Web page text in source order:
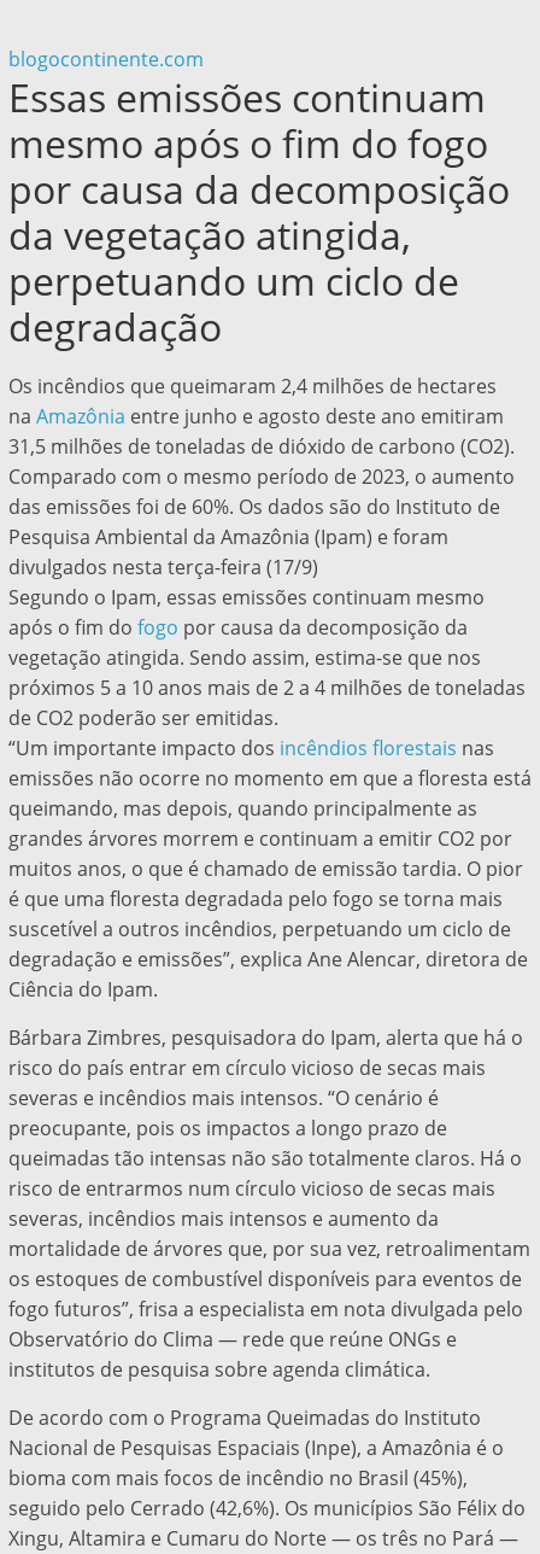
blogocontinente.com
Essas emissões continuam
mesmo após o fim do fogo
por causa da decomposição
da vegetação atingida,
perpetuando um ciclo de
degradação
Os incêndios que queimaram 2,4 milhões de hectares
na Amazônia entre junho e agosto deste ano emitiram
31,5 milhões de toneladas de dióxido de carbono (CO2).
Comparado com o mesmo período de 2023, o aumento
das emissões foi de 60%. Os dados são do Instituto de
Pesquisa Ambiental da Amazônia (Ipam) e foram
divulgados nesta terça-feira (17/9)
Segundo o Ipam, essas emissões continuam mesmo
após o fim do fogo por causa da decomposição da
vegetação atingida. Sendo assim, estima-se que nos
próximos 5 a 10 anos mais de 2 a 4 milhões de toneladas
de CO2 poderão ser emitidas.
“Um importante impacto dos incêndios florestais nas
emissões não ocorre no momento em que a floresta está
queimando, mas depois, quando principalmente as
grandes árvores morrem e continuam a emitir CO2 por
muitos anos, o que é chamado de emissão tardia. O pior
é que uma floresta degradada pelo fogo se torna mais
suscetível a outros incêndios, perpetuando um ciclo de
degradação e emissões”, explica Ane Alencar, diretora de
Ciência do Ipam.
Bárbara Zimbres, pesquisadora do Ipam, alerta que há o
risco do país entrar em círculo vicioso de secas mais
severas e incêndios mais intensos. “O cenário é
preocupante, pois os impactos a longo prazo de
queimadas tão intensas não são totalmente claros. Há o
risco de entrarmos num círculo vicioso de secas mais
severas, incêndios mais intensos e aumento da
mortalidade de árvores que, por sua vez, retroalimentam
os estoques de combustível disponíveis para eventos de
fogo futuros”, frisa a especialista em nota divulgada pelo
Observatório do Clima — rede que reúne ONGs e
institutos de pesquisa sobre agenda climática.
De acordo com o Programa Queimadas do Instituto
Nacional de Pesquisas Espaciais (Inpe), a Amazônia é o
bioma com mais focos de incêndio no Brasil (45%),
seguido pelo Cerrado (42,6%). Os municípios São Félix do
Xingu, Altamira e Cumaru do Norte — os três no Pará —